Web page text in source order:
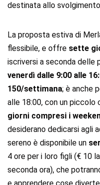
destinata allo
La proposta estiva di
flessibile, e offre sette
iscriversi a seconda delle
venerdì dalle 9:00 alle
150/settimana; è anche
alle 18:00, con un
giorni compresi i
desiderano dedicarsi agli
sereno è disponibile un
4 ore per i loro figli (€ 10
seconda ora), che